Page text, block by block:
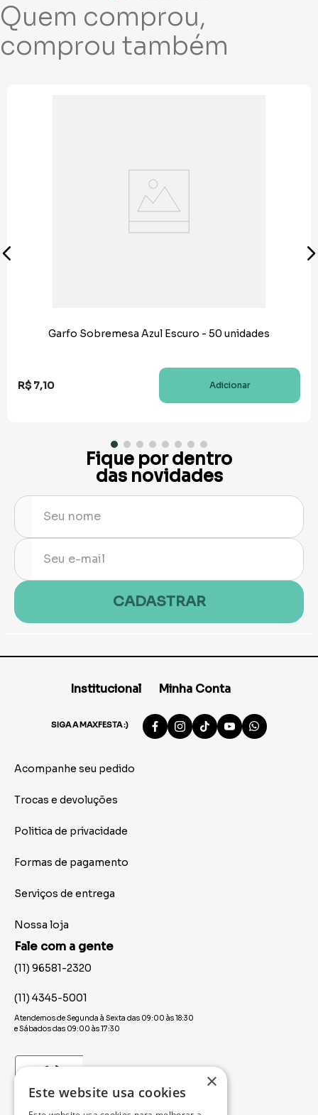
Quem comprou,
comprou também
Garfo Sobremesa Azul Escuro - 50 unidades
R$ 7,10 Adicionar
Fique por dentro
das novidades
CADASTRAR
Institucional Minha Conta
SIGA A MAXFESTA :)
Acompanhe seu pedido
Trocas e devoluções
Politica de privacidade
Formas de pagamento
Serviços de entrega
Nossa loja
Fale com a gente
(11) 96581-2320
(11) 4345-5001
Atendemos de Segunda à Sexta das 09:00 às 18:30
e Sábados das 09:00 às 17:30
×
Este website usa cookies